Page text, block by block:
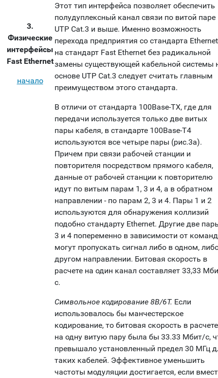
3.
Физические
интерфейсы
Fast Ethernet
начало
Этот тип интерфейса позволяет обеспечить
полудуплексный канал связи по витой паре
UTP Cat.3 и выше. Именно возможность
перехода предприятия со стандарта Ethernet
на стандарт Fast Ethernet без радикальной
замены существующей кабельной системы
основе UTP Cat.3 следует считать главным
преимуществом этого стандарта.
В отличи от стандарта 100Base-TX, где для
передачи используется только две витых
пары кабеля, в стандарте 100Base-T4
используются все четыре пары (рис.3а).
Причем при связи рабочей станции и
повторителя посредством прямого кабеля,
данные от рабочей станции к повторителю
идут по витым парам 1, 3 и 4, а в обратном
направлении - по парам 2, 3 и 4. Пары 1 и 2
используются для обнаружения коллизий
подобно стандарту Ethernet. Другие две
3 и 4 попеременно в зависимости от команд
могут пропускать сигнал либо в одном,
другом направлении. Битовая скорость в
расчете на один канал составляет 33,33
с.
Символьное кодирование 8B/6T. Если
использовалось бы манчестерское
кодирование, то битовая скорость в расчете
на одну витую пару была бы 33.33 Мбит/с,
превышало установленный предел 30 МГц
таких кабелей. Эффективное уменьшить
частоты модуляции достигается, если